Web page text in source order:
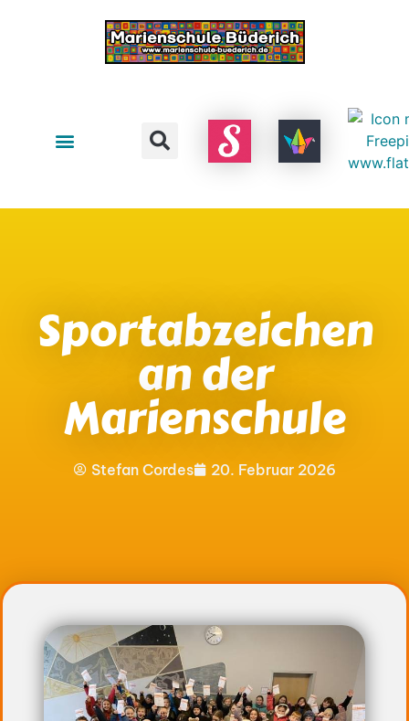
Sportabzeichen
an der
Marienschule
Stefan Cordes 20. Februar 2026